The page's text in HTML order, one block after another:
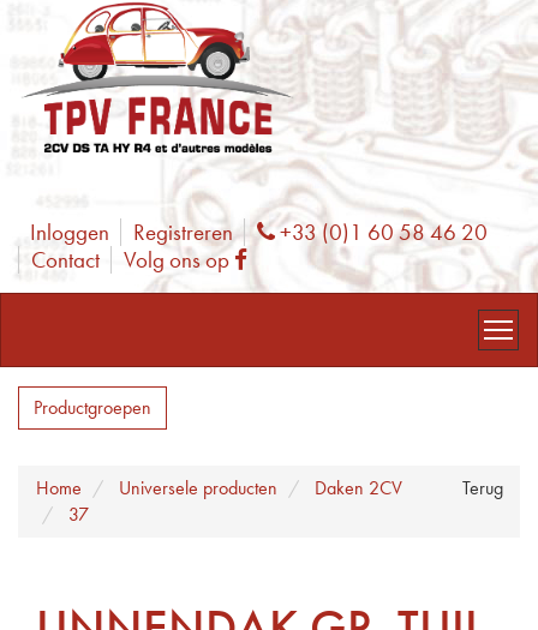
Inloggen Registreren Phone
+33 (0)1 60 58 46 20
Contact
Volg ons op Facebook
Productgroepen
Terug
Home Universele producten
Daken 2CV
37